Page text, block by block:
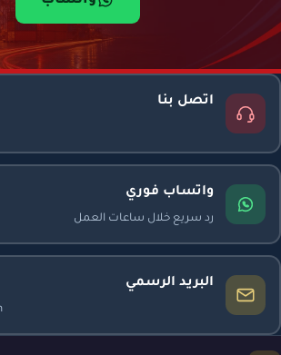
اتصل بنا
واتساب فوري
رد سريع خلال ساعات العمل
البريد الرسمي